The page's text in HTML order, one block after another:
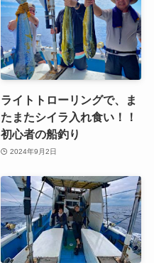
ライトトローリングで、ま
たまたシイラ入れ食い！！
初心者の船釣り
2024年9月2日